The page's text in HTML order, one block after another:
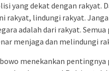
yang dekat dengan
rakyat, lindungi rakyat.
adalah dari rakyat.
menjaga dan melindungi
menekankan pentingnya